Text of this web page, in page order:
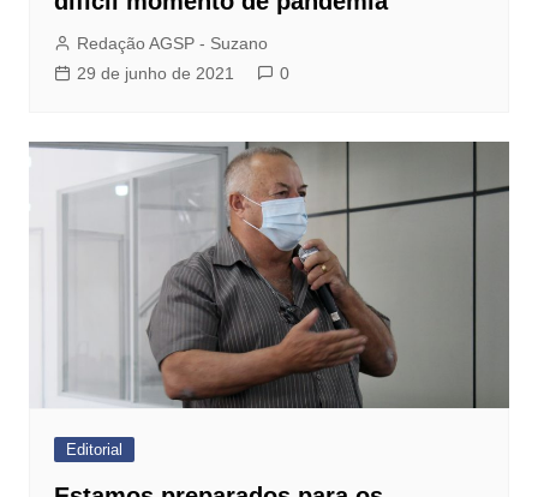
Redação AGSP - Suzano
29 de junho de 2021
0
Editorial